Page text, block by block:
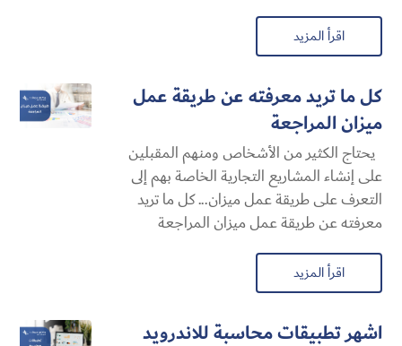
اقرأ المزيد
كل ما تريد معرفته عن طريقة عمل
ميزان المراجعة
يحتاج الكثير من الأشخاص ومنهم المقبلين
على إنشاء المشاريع التجارية الخاصة بهم إلى
التعرف على طريقة عمل ميزان... كل ما تريد
معرفته عن طريقة عمل ميزان المراجعة
اقرأ المزيد
اشهر تطبيقات محاسبة للاندرويد